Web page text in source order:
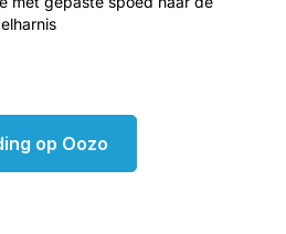
op Oozo